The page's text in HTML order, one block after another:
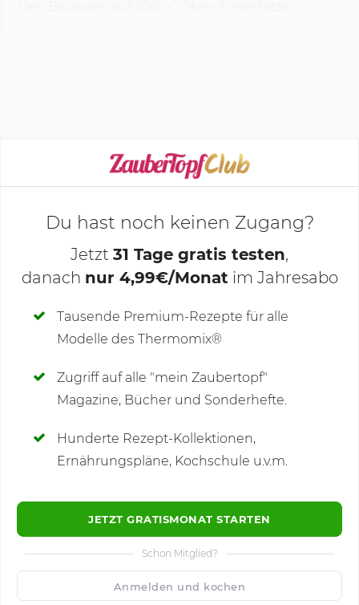
KOCHMODUS STARTEN
Deine Notizen
Du hast noch keinen Zugang?
Jetzt 31 Tage gratis testen,
danach nur 4,99€/Monat im Jahresabo
Tausende Premium-Rezepte für alle
Modelle des Thermomix®
Zugriff auf alle "mein Zaubertopf"
Magazine, Bücher und Sonderhefte.
Hunderte Rezept-Kollektionen,
Ernährungspläne, Kochschule u.v.m.
JETZT GRATISMONAT STARTEN
Schon Mitglied?
Anmelden und kochen
Kommentare(31)
🙂 Speichern